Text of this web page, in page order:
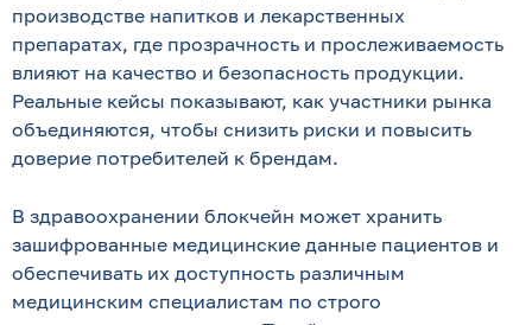
производстве напитков и лекарственных
препаратах, где прозрачность и прослеживаемость
влияют на качество и безопасность продукции.
Реальные кейсы показывают, как участники рынка
объединяются, чтобы снизить риски и повысить
доверие потребителей к брендам.
В здравоохранении блокчейн может хранить
зашифрованные медицинские данные пациентов и
обеспечивать их доступность различным
медицинским специалистам по строго